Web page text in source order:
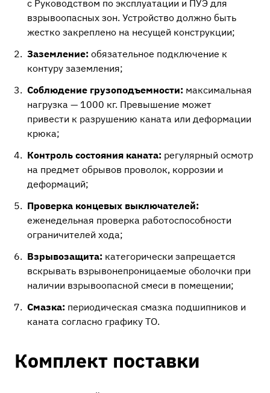
с Руководством по эксплуатации и ПУЭ для
взрывоопасных зон. Устройство должно быть
жестко закреплено на несущей конструкции;
Заземление: обязательное подключение к
контуру заземления;
Соблюдение грузоподъемности: максимальная
нагрузка — 1000 кг. Превышение может
привести к разрушению каната или деформации
крюка;
Контроль состояния каната: регулярный осмотр
на предмет обрывов проволок, коррозии и
деформаций;
Проверка концевых выключателей:
еженедельная проверка работоспособности
ограничителей хода;
Взрывозащита: категорически запрещается
вскрывать взрывонепроницаемые оболочки при
наличии взрывоопасной смеси в помещении;
Смазка: периодическая смазка подшипников и
каната согласно графику ТО.
Комплект поставки